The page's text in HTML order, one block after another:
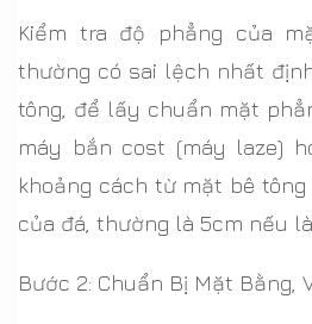
Kiểm tra độ phẳng của
thường có sai lệch nhất
tông, để lấy chuẩn mặt
máy bắn cost (máy laze)
khoảng cách từ mặt bê
của đá, thường là 5cm nếu
Bước 2: Chuẩn Bị Mặt Bằng,